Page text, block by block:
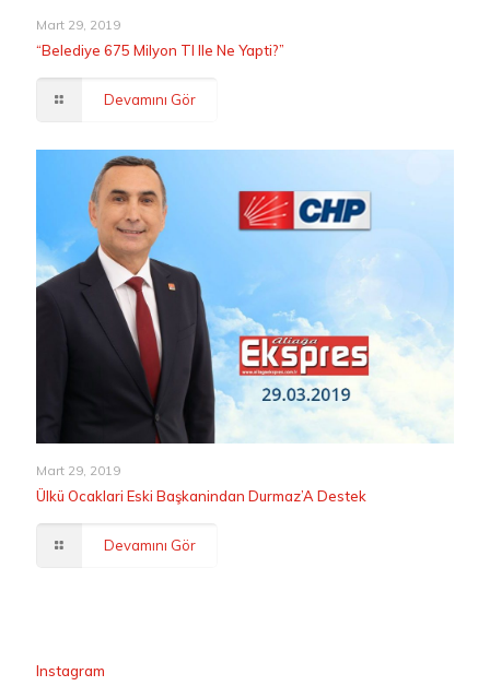
Mart 29, 2019
“Belediye 675 Milyon Tl Ile Ne Yapti?”
Devamını Gör
Mart 29, 2019
Ülkü Ocaklari Eski Başkanindan Durmaz’A Destek
Devamını Gör
Instagram